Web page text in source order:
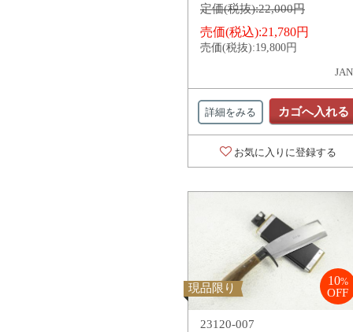
定価(税抜):22,000円
売価(税込):21,780円
売価(税抜):19,800円
詳細をみる カゴへ入れる
お気に入りに登録する
現品限り
10%
OFF
23120-007